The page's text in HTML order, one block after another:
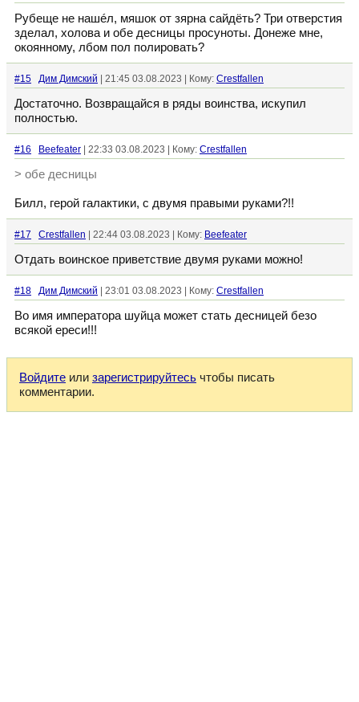
Рубеще не нашéл, мяшок от зярна сайдëть? Три отверстия
зделал, холова и обе десницы просуноты. Донеже мне,
окоянному, лбом пол полировать?
#15 Дим Димский | 21:45 03.08.2023 | Кому: Crestfallen
Достаточно. Возвращайся в ряды воинства, искупил
полностью.
#16 Beefeater | 22:33 03.08.2023 | Кому: Crestfallen
> обе десницы
Билл, герой галактики, с двумя правыми руками?!!
#17 Crestfallen | 22:44 03.08.2023 | Кому: Beefeater
Отдать воинское приветствие двумя руками можно!
#18 Дим Димский | 23:01 03.08.2023 | Кому: Crestfallen
Во имя императора шуйца может стать десницей безо
всякой ереси!!!
Войдите или зарегистрируйтесь чтобы писать
комментарии.